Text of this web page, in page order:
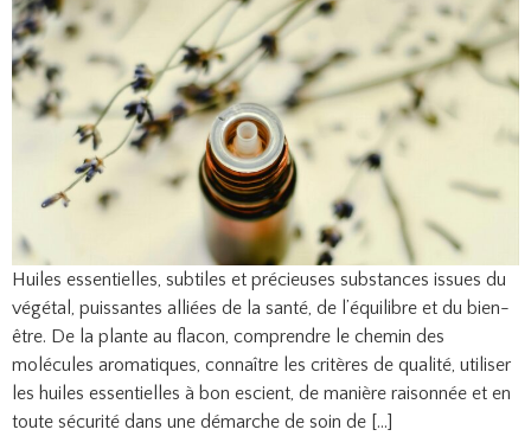
Huiles essentielles, subtiles et précieuses substances issues du
végétal, puissantes alliées de la santé, de l’équilibre et du bien-
être. De la plante au flacon, comprendre le chemin des
molécules aromatiques, connaître les critères de qualité, utiliser
les huiles essentielles à bon escient, de manière raisonnée et en
toute sécurité dans une démarche de soin de […]